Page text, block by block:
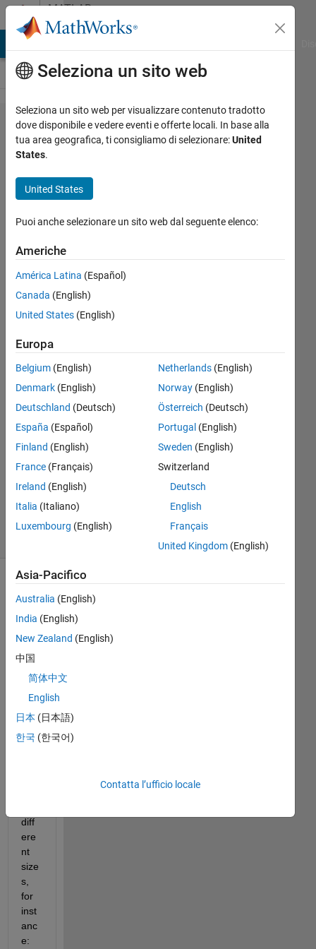
Vai al contenutoMATLAB
Answers
Merging
adjacent
a cell
and
applying
rules to
remove
entries
Robert
Mason
9 Ago
3
Risposte
Aggiornato
2016
16
Visualizzazioni
Mostra
commenti
meno
recenti
hav
e a
cell
diff
ere
nt
size
s,
for
inst
anc
e:
Seleziona un sito web
Seleziona un sito web per visualizzare contenuto tradotto
dove disponibile e vedere eventi e offerte locali. In base alla
tua area geografica, ti consigliamo di selezionare:United
States.
United States
Puoi anche selezionare un sito web dal seguente elenco:
Americhe
América Latina (Español)
Canada (English)
United States (English)
Europa
Belgium (English)
Denmark (English)
Deutschland (Deutsch)
España (Español)
Finland (English)
France (Français)
Ireland (English)
Italia (Italiano)
Luxembourg (English)
Netherlands(English)
Norway(English)
Österreich (Deutsch)
Portugal (English)
Sweden (English)
Switzerland
Deutsch
English
Français
United Kingdom(English)
Asia-Pacifico
Australia (English)
India (English)
New Zealand (English)
中国
简体中文
English
日本 (日本語)
한국 (한국어)
Contatta l’ufficio locale